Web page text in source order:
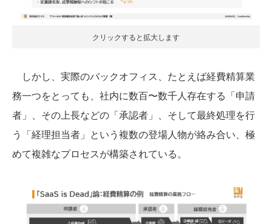
クリックすると拡大します
しかし、実際のバックオフィス、たとえば経費精算業
務一つをとっても、社内に数百〜数千人存在する「申請
者」、その上長などの「承認者」、そして最終処理を行
う「経理担当者」という複数の登場人物が絡み合い、極
めて複雑なプロセスが構築されている。